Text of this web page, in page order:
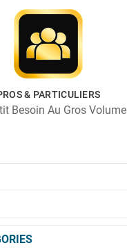
& PARTICULIERS
Besoin Au Gros Volume